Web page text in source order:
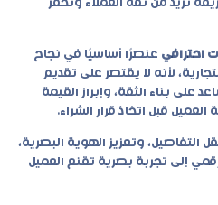
تزيد من ثقة العملاء وتحفز
احترافي عنصرًا أساسيًا في نجاح
لأنه لا يقتصر على تقديم
على بناء الثقة، وإبراز القيمة
قبل اتخاذ قرار الشراء.
التفاصيل، وتعزيز الهوية البصرية،
إلى تجربة بصرية تقنع العميل